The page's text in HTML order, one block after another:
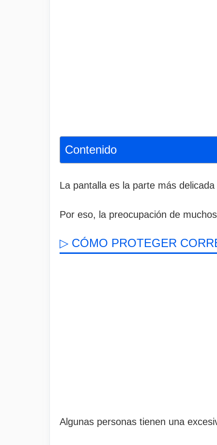
Contenido
La pantalla es la parte más
Por eso, la preocupación de
▷ CÓMO PROTEGER
Algunas personas tienen una